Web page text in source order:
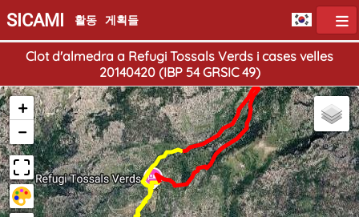
SICAMI 활동 게획들
Clot d'almedra a Refugi Tossals Verds i cases velles
20140420 (IBP 54 GRSIC 49)
+
−